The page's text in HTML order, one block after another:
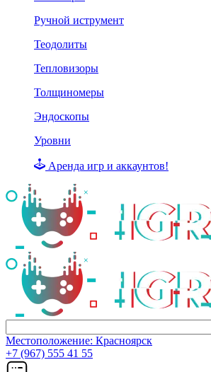
Ручной иструмент
Теодолиты
Тепловизоры
Толщиномеры
Эндоскопы
Уровни
Аренда игр и аккаунтов!
Местоположение: Красноярск
+7 (967) 555 41 55